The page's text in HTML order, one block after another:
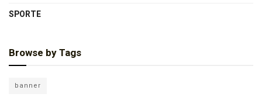
SPORTE
Browse by Tags
banner